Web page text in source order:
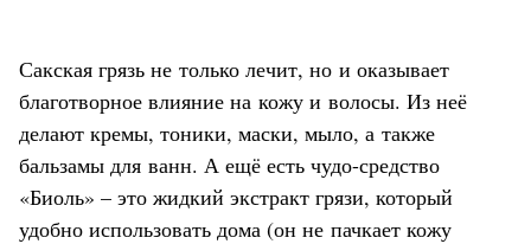
Сакская грязь не только лечит, но и оказывает
благотворное влияние на кожу и волосы. Из неё
делают кремы, тоники, маски, мыло, а также
бальзамы для ванн. А ещё есть чудо-средство
«Биоль» – это жидкий экстракт грязи, который
удобно использовать дома (он не пачкает кожу